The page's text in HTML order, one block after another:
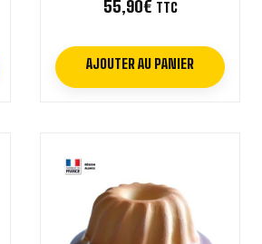
55,90€ TTC
AJOUTER AU PANIER